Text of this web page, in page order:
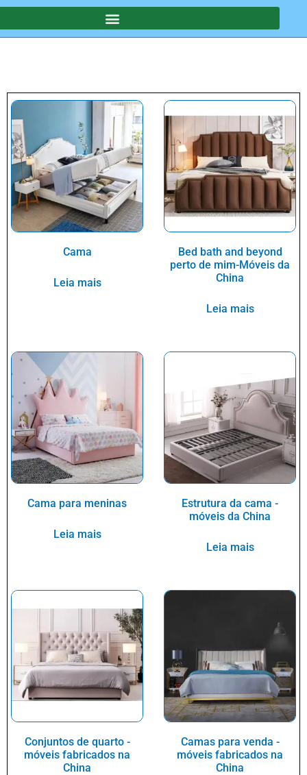
Cama
Leia mais
Bed bath and beyond
perto de mim-Móveis da
China
Leia mais
Cama para meninas
Leia mais
Estrutura da cama -
móveis da China
Leia mais
Conjuntos de quarto -
móveis fabricados na
China
Camas para venda -
móveis fabricados na
China